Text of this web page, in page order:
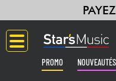
PROMO NOUVEAUTÉS